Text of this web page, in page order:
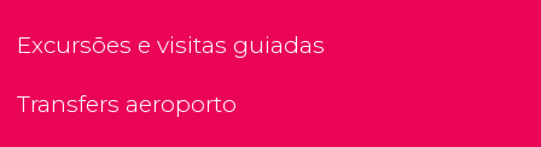
Excursões e visitas guiadas
Transfers aeroporto